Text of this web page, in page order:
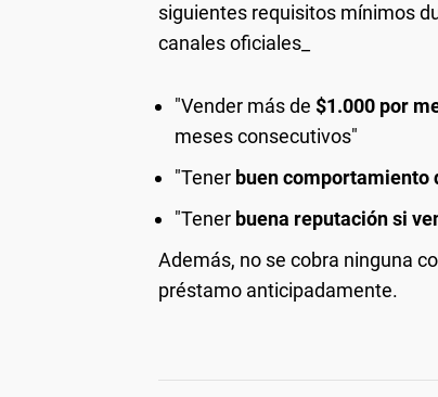
siguientes requisitos mínimos
canales oficiales_
"Vender más de $1.000 por
meses consecutivos"
"Tener buen comportamiento
"Tener buena reputación si
Además, no se cobra ninguna
préstamo anticipadamente.